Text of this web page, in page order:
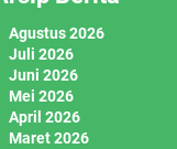
Agustus 2026
Juli 2026
Juni 2026
Mei 2026
April 2026
Maret 2026